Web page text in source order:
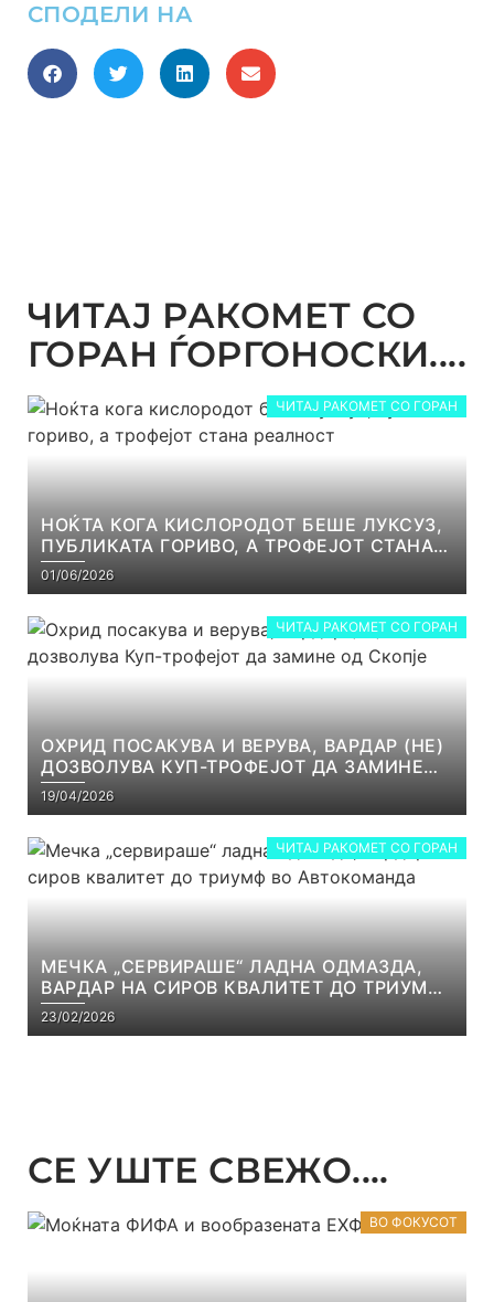
СПОДЕЛИ НА
ЧИТАЈ РАКОМЕТ СО
ГОРАН ЃОРГОНОСКИ....
ЧИТАЈ РАКОМЕТ СО ГОРАН
НОЌТА КОГА КИСЛОРОДОТ БЕШЕ ЛУКСУЗ,
ПУБЛИКАТА ГОРИВО, А ТРОФЕЈОТ СТАНА
РЕАЛНОСТ
01/06/2026
ЧИТАЈ РАКОМЕТ СО ГОРАН
ОХРИД ПОСАКУВА И ВЕРУВА, ВАРДАР (НЕ)
ДОЗВОЛУВА КУП-ТРОФЕЈОТ ДА ЗАМИНЕ
ОД СКОПЈЕ
19/04/2026
ЧИТАЈ РАКОМЕТ СО ГОРАН
МЕЧКА „СЕРВИРАШЕ“ ЛАДНА ОДМАЗДА,
ВАРДАР НА СИРОВ КВАЛИТЕТ ДО ТРИУМФ
ВО АВТОКОМАНДА
23/02/2026
СЕ УШТЕ СВЕЖО....
ВО ФОКУСОТ